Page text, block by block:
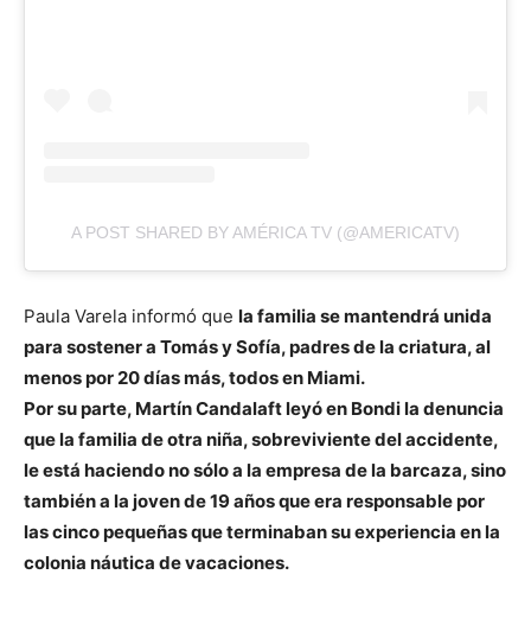
A POST SHARED BY AMÉRICA TV (@AMERICATV)
Paula Varela informó que la familia se mantendrá unida
para sostener a Tomás y Sofía, padres de la criatura, al
menos por 20 días más, todos en Miami.
Por su parte, Martín Candalaft leyó en Bondi la denuncia
que la familia de otra niña, sobreviviente del accidente,
le está haciendo no sólo a la empresa de la barcaza, sino
también a la joven de 19 años que era responsable por
las cinco pequeñas que terminaban su experiencia en la
colonia náutica de vacaciones.